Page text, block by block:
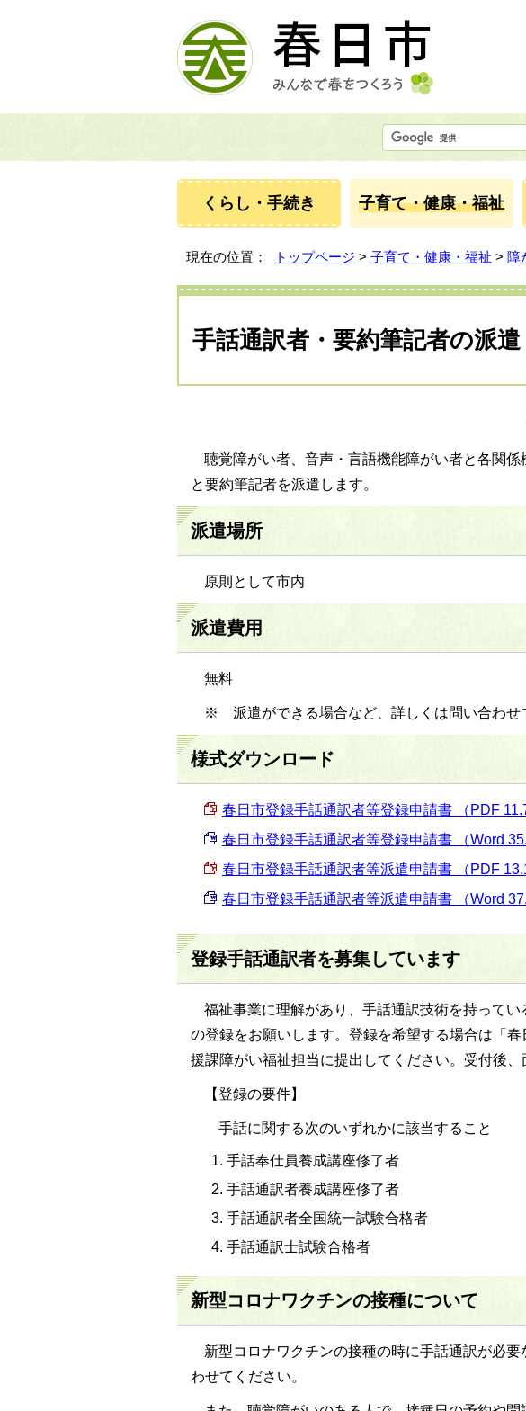
くらし・手続き 子育て・健康・福祉
現在の位置： トップページ > 子育て・健康・福祉 > 障
手話通訳者・要約筆記者の派遣
聴覚障がい者、音声・言語機能障がい者と各関
と要約筆記者を派遣します。
派遣場所
原則として市内
派遣費用
無料
※ 派遣ができる場合など、詳しくは問い合わせ
様式ダウンロード
春日市登録手話通訳者等登録申請書 （PDF
春日市登録手話通訳者等登録申請書 （Word
春日市登録手話通訳者等派遣申請書 （PDF
春日市登録手話通訳者等派遣申請書 （Word
登録手話通訳者を募集しています
福祉事業に理解があり、手話通訳技術を持って
の登録をお願いします。登録を希望する場合は「
援課障がい福祉担当に提出してください。受付後、
【登録の要件】
手話に関する次のいずれかに該当すること
手話奉仕員養成講座修了者
手話通訳者養成講座修了者
手話通訳者全国統一試験合格者
手話通訳士試験合格者
新型コロナワクチンの接種について
新型コロナワクチンの接種の時に手話通訳が必
わせてください。